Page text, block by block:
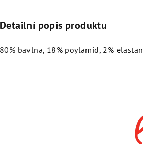
Detailní popis produktu
80% bavlna, 18% poylamid, 2% elastan